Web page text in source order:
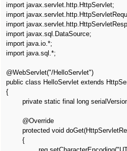
import javax.servlet.http.HttpServlet;
import
import
import javax.sql.DataSource;
import java.io.*;
import java.sql.*;
@WebServlet("/HelloServlet")
public class HelloServlet extends
{